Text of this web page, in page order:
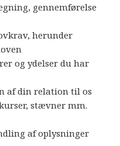
gennemførelse
herunder
og ydelser du har
af din relation til os
stævner mm.
af oplysninger